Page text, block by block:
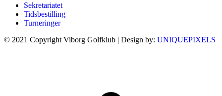
Sekretariatet
Tidsbestilling
Turneringer
© 2021 Copyright Viborg Golfklub | Design by: UNIQUEPIXELS